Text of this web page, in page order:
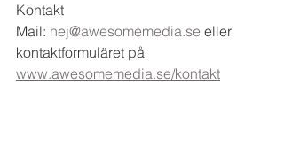
Kontakt
Mail: hej@awesomemedia.se eller
kontaktformuläret på
www.awesomemedia.se/kontakt